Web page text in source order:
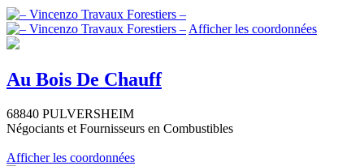
Afficher les coordonnées
Au Bois De Chauff
68840 PULVERSHEIM
Négociants et Fournisseurs en Combustibles
Afficher les coordonnées